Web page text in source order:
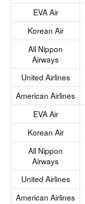
EVA Air
Korean Air
All Nippon
Airways
United Airlines
American Airlines
EVA Air
Korean Air
All Nippon
Airways
United Airlines
American Airlines